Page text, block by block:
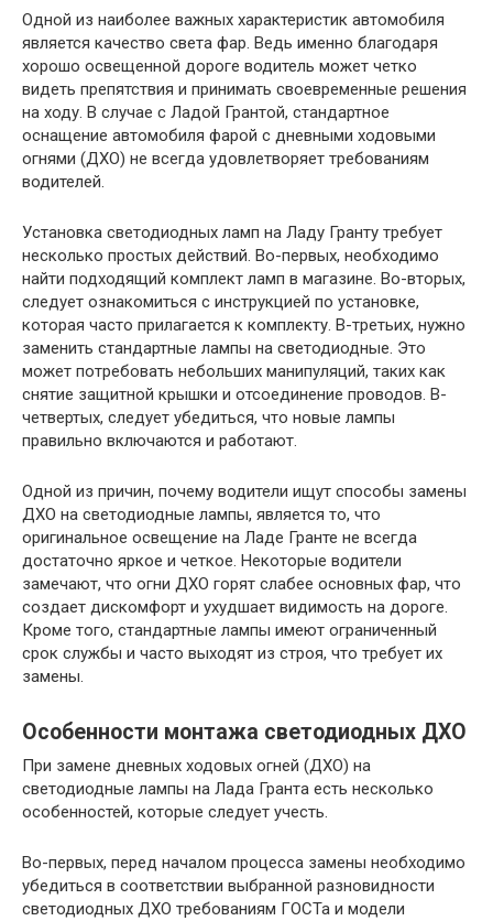
Одной из наиболее важных характеристик автомобиля
является качество света фар. Ведь именно благодаря
хорошо освещенной дороге водитель может четко
видеть препятствия и принимать своевременные решения
на ходу. В случае с Ладой Грантой, стандартное
оснащение автомобиля фарой с дневными ходовыми
огнями (ДХО) не всегда удовлетворяет требованиям
водителей.
Установка светодиодных ламп на Ладу Гранту требует
несколько простых действий. Во-первых, необходимо
найти подходящий комплект ламп в магазине. Во-вторых,
следует ознакомиться с инструкцией по установке,
которая часто прилагается к комплекту. В-третьих, нужно
заменить стандартные лампы на светодиодные. Это
может потребовать небольших манипуляций, таких как
снятие защитной крышки и отсоединение проводов. В-
четвертых, следует убедиться, что новые лампы
правильно включаются и работают.
Одной из причин, почему водители ищут способы замены
ДХО на светодиодные лампы, является то, что
оригинальное освещение на Ладе Гранте не всегда
достаточно яркое и четкое. Некоторые водители
замечают, что огни ДХО горят слабее основных фар, что
создает дискомфорт и ухудшает видимость на дороге.
Кроме того, стандартные лампы имеют ограниченный
срок службы и часто выходят из строя, что требует их
замены.
Особенности монтажа светодиодных ДХО
При замене дневных ходовых огней (ДХО) на
светодиодные лампы на Лада Гранта есть несколько
особенностей, которые следует учесть.
Во-первых, перед началом процесса замены необходимо
убедиться в соответствии выбранной разновидности
светодиодных ДХО требованиям ГОСТа и модели